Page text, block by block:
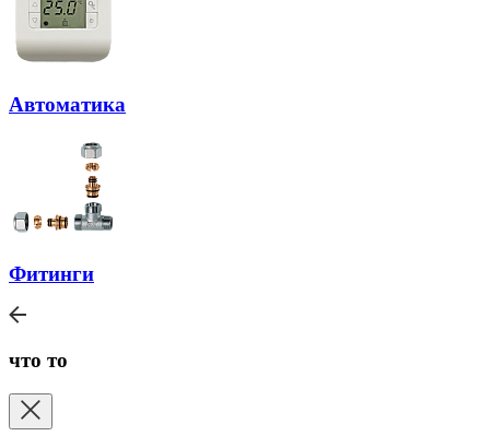
Автоматика
Фитинги
что то